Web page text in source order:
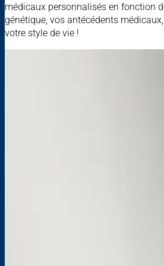
médicaux personnalisés en fonction
génétique, vos antécédents
votre style de vie !